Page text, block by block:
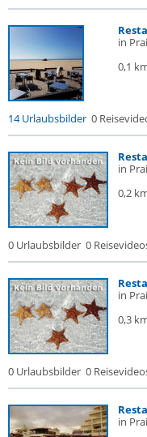
in
0,1
14 Urlaubsbilder 0
in
0,2
0 Urlaubsbilder 0
in
0,3
0 Urlaubsbilder 0
in